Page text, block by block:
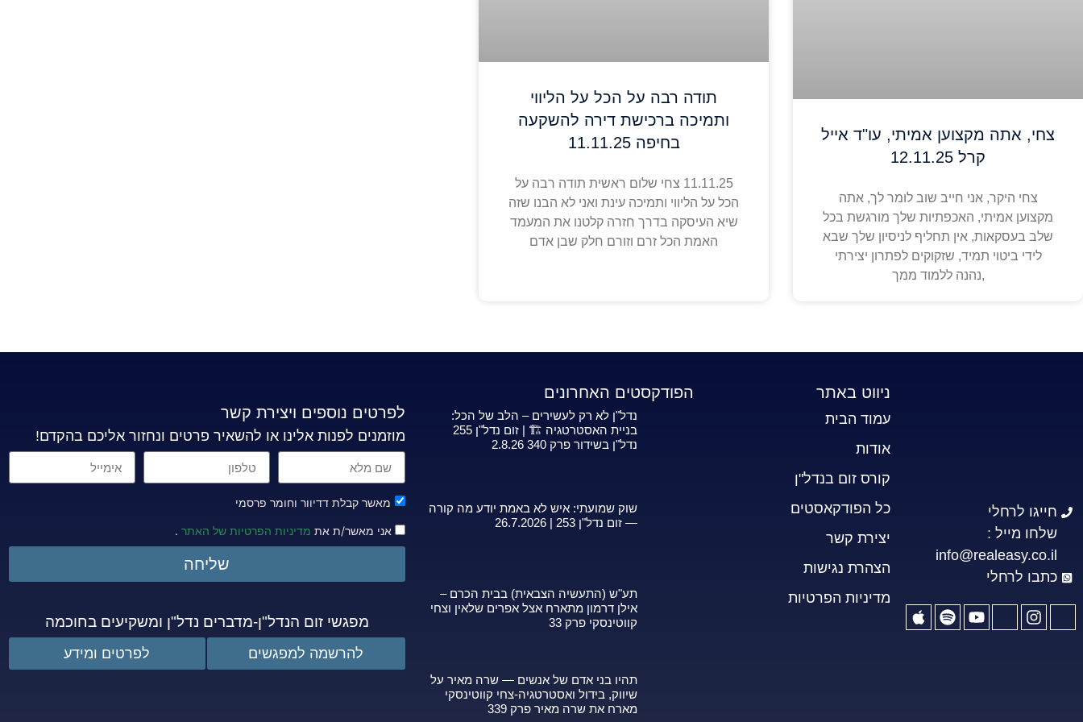
צחי, אתה מקצוען אמיתי, עו"ד אייל
קרל 12.11.25
צחי היקר, אני חייב שוב לומר לך, אתה
מקצוען אמיתי, האכפתיות שלך מורגשת בכל
שלב בעסקאות, אין תחליף לניסיון שלך שבא
לידי ביטוי תמיד, שזקוקים לפתרון יצירתי
,נהנה ללמוד ממך
תודה רבה על הכל על הליווי
ותמיכה ברכישת דירה להשקעה
בחיפה 11.11.25
11.11.25 צחי שלום ראשית תודה רבה על
הכל על הליווי ותמיכה עינת ואני לא הבנו שזה
שיא העיסקה בדרך חזרה קלטנו את המעמד
האמת הכל זרם וזורם חלק שבן אדם
חייגו לרחלי
שלחו מייל :
info@realeasy.co.il
כתבו לרחלי
ניווט באתר
עמוד הבית
אודות
קורס זום בנדל"ן
כל הפודקאסטים
יצירת קשר
הצהרת נגישות
מדיניות הפרטיות
הפודקסטים האחרונים
נדל"ן לא רק לעשירים – הלב של הכל:
בניית האסטרטגיה 🏗️ | זום נדל"ן 255
נדל"ן בשידור פרק 340 2.8.26
שוק שמועתי: איש לא באמת יודע מה קורה
— זום נדל"ן 253 | 26.7.2026
תע"ש (התעשיה הצבאית) בבית הכרם –
אילן דרמון מתארח אצל אפרים שלאין וצחי
קווטינסקי פרק 33
תהיו בני אדם של אנשים — שרה מאיר על
שיווק, בידול ואסטרטגיה-צחי קווטינסקי
מארח את שרה מאיר פרק 339
לפרטים נוספים ויצירת קשר
מוזמנים לפנות אלינו או להשאיר פרטים ונחזור אליכם בהקדם!
מאשר קבלת דדיוור וחומר פרסמי
אני מאשר/ת את מדיניות הפרטיות של האתר .
שליחה
מפגשי זום הנדל"ן-מדברים נדל"ן ומשקיעים בחוכמה
להרשמה למפגשים לפרטים ומידע